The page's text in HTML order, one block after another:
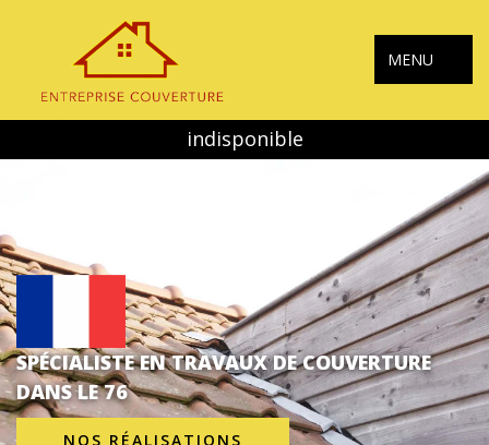
MENU
indisponible
SPÉCIALISTE EN TRAVAUX DE COUVERTURE
DANS LE 76
NOS RÉALISATIONS